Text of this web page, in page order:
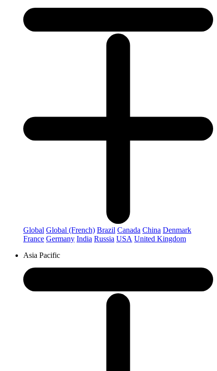
Global Global (French) Brazil Canada China Denmark
France Germany India Russia USA United Kingdom
Asia Pacific